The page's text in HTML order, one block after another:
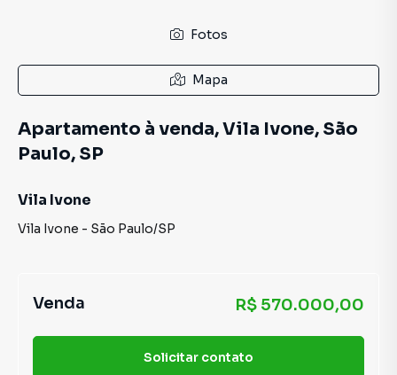
Fotos
Mapa
Apartamento à venda, Vila Ivone, São
Paulo, SP
Vila Ivone
Vila Ivone - São Paulo/SP
Venda R$ 570.000,00
Solicitar contato